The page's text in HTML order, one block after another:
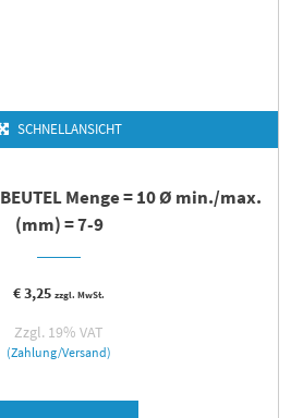
SCHNELLANSICHT
Menge = 10 Ø min./max.
(mm) = 7-9
€3,25 zzgl. MwSt.
Zzgl. 19% VAT
(Zahlung/Versand)